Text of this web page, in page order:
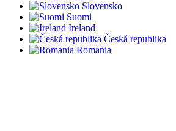
Slovensko
Suomi
Ireland
Česká republika
Romania